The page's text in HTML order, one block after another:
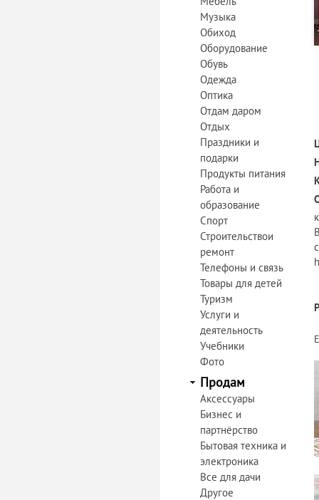
Музыка
Обиход
Оборудование
Обувь
Одежда
Оптика
Отдам даром
Отдых
Праздники и
подарки
Продукты питания
Работа и
образование
Спорт
Строительствои
ремонт
Телефоны и связь
Товары для детей
Туризм
Услуги и
деятельность
Учебники
Фото
Продам
Аксессуары
Бизнес и
партнёрство
Бытовая техника и
электроника
Все для дачи
Другое